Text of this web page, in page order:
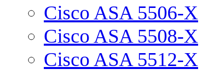
Cisco ASA 5506-X
Cisco ASA 5508-X
Cisco ASA 5512-X